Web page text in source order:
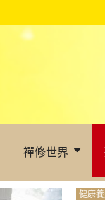
禪修世界
健康